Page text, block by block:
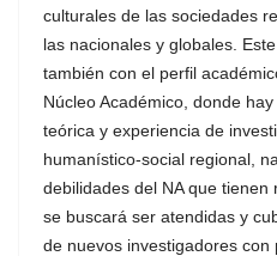
culturales de las sociedades
las nacionales y globales.
también con el perfil
Núcleo Académico, donde
teórica y experiencia de
humanístico-social regional,
debilidades del NA que tienen
se buscará ser atendidas y
de nuevos investigadores